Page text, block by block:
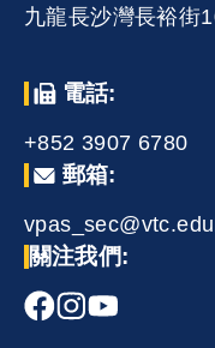
九龍長沙灣長裕街
電話:
+852 3907 6780
郵箱:
關注我們: